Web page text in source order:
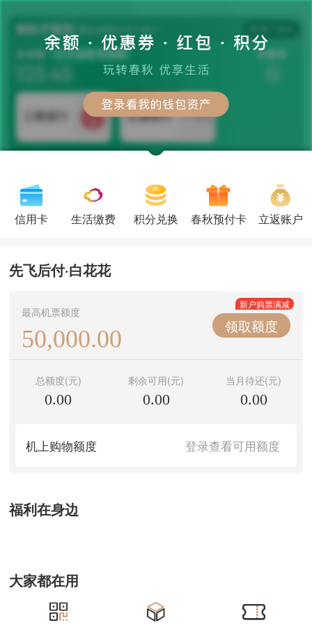
信用卡 生活缴费 积分兑换 春秋预付卡 立返账户
先飞后付·白花花
最高机票额度
50,000.00
新户购票满减
领取额度
总额度(元)
0.00
剩余可用(元)
0.00
当月待还(元)
0.00
机上购物额度 登录查看可用额度
福利在身边
大家都在用